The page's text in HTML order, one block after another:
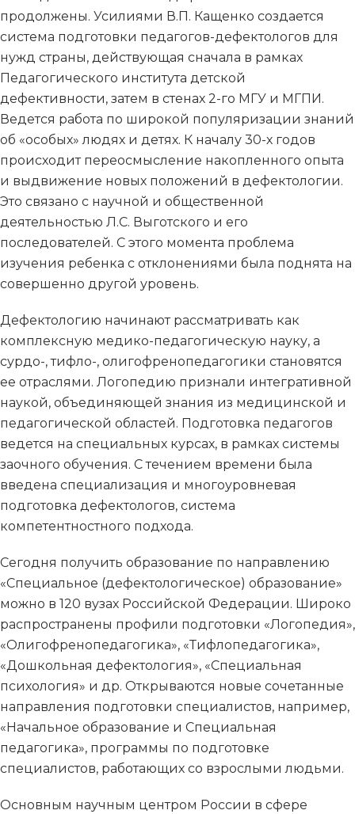
продолжены. Усилиями В.П. Кащенко создается
система подготовки педагогов-дефектологов для
нужд страны, действующая сначала в рамках
Педагогического института детской
дефективности, затем в стенах 2-го МГУ и МГПИ.
Ведется работа по широкой популяризации знаний
об «особых» людях и детях. К началу 30-х годов
происходит переосмысление накопленного опыта
и выдвижение новых положений в дефектологии.
Это связано с научной и общественной
деятельностью Л.С. Выготского и его
последователей. С этого момента проблема
изучения ребенка с отклонениями была поднята на
совершенно другой уровень.
Дефектологию начинают рассматривать как
комплексную медико-педагогическую науку, а
сурдо-, тифло-, олигофренопедагогики становятся
ее отраслями. Логопедию признали интегративной
наукой, объединяющей знания из медицинской и
педагогической областей. Подготовка педагогов
ведется на специальных курсах, в рамках системы
заочного обучения. С течением времени была
введена специализация и многоуровневая
подготовка дефектологов, система
компетентностного подхода.
Сегодня получить образование по направлению
«Специальное (дефектологическое) образование»
можно в 120 вузах Российской Федерации. Широко
распространены профили подготовки «Логопедия»,
«Олигофренопедагогика», «Тифлопедагогика»,
«Дошкольная дефектология», «Специальная
психология» и др. Открываются новые сочетанные
направления подготовки специалистов, например,
«Начальное образование и Специальная
педагогика», программы по подготовке
специалистов, работающих со взрослыми людьми.
Основным научным центром России в сфере